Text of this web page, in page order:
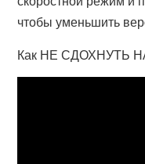
чтобы уменьшить
Как НЕ СДОХНУТЬ